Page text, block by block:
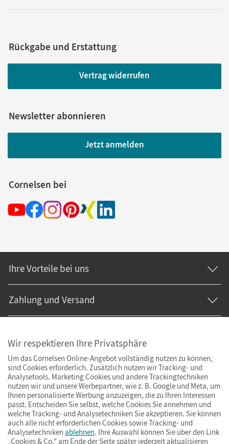
Rückgabe und Erstattung
Vertrag widerrufen
Newsletter abonnieren
Jetzt anmelden
Cornelsen bei
Ihre Vorteile bei uns
Zahlung und Versand
Wir respektieren Ihre Privatsphäre
Um das Cornelsen Online-Angebot vollständig nutzen zu können,
sind Cookies erforderlich. Zusätzlich nutzen wir Tracking- und
Analysetools. Marketing Cookies und andere Trackingtechniken
nutzen wir und unsere Werbepartner, wie z. B. Google und Meta, um
Ihnen personalisierte Werbung anzuzeigen, die zu Ihren Interessen
passt. Entscheiden Sie selbst, welche Cookies Sie annehmen und
welche Tracking- und Analysetechniken Sie akzeptieren. Sie können
auch alle nicht erforderlichen Cookies sowie Tracking- und
Analysetechniken ablehnen. Ihre Auswahl können Sie über den Link
„Cookies & Co.“ am Ende der Seite später jederzeit aktualisieren